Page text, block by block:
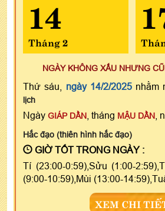
14
Tháng 2
NGÀY KHÔNG XẤU NHƯNG
Thứ sáu, ngày 14/2/2025nhằm
lịch
Ngày GIÁP DẦN , tháng MẬU DẦN ,
Hắc đạo (thiên hình hắc đạo)
GIỜ TỐT TRONG NGÀY :
Tí (23:00-0:59),Sửu (1:00-
(9:00-10:59),Mùi (13:00-
XEM CHI